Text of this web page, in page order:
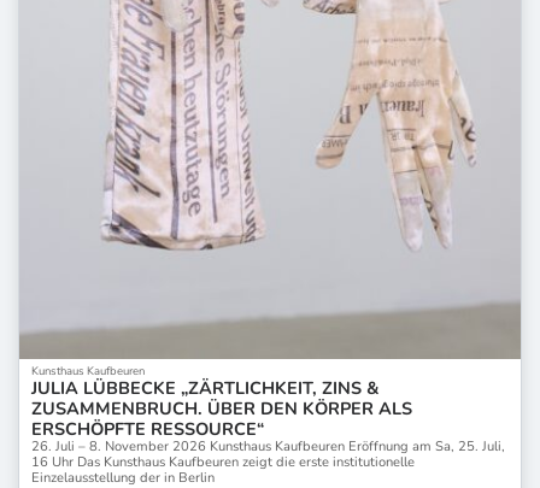
Kunsthaus Kaufbeuren
JULIA LÜBBECKE „ZÄRTLICHKEIT, ZINS &
ZUSAMMENBRUCH. ÜBER DEN KÖRPER ALS
ERSCHÖPFTE RESSOURCE“
26. Juli – 8. November 2026 Kunsthaus Kaufbeuren Eröffnung am Sa, 25. Juli,
16 Uhr Das Kunsthaus Kaufbeuren zeigt die erste institutionelle
Einzelausstellung der in Berlin